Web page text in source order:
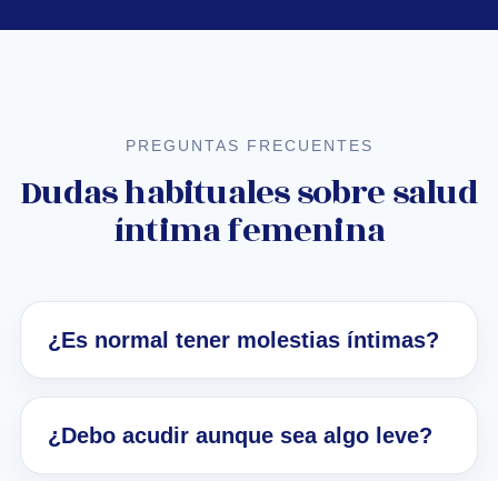
PREGUNTAS FRECUENTES
Dudas habituales sobre salud
íntima femenina
¿Es normal tener molestias íntimas?
¿Debo acudir aunque sea algo leve?